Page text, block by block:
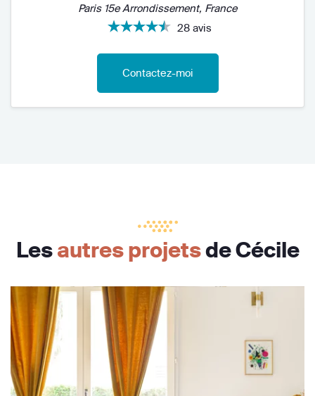
Paris 15e Arrondissement, France
28 avis
Contactez-moi
Lesautres projetsde Cécile